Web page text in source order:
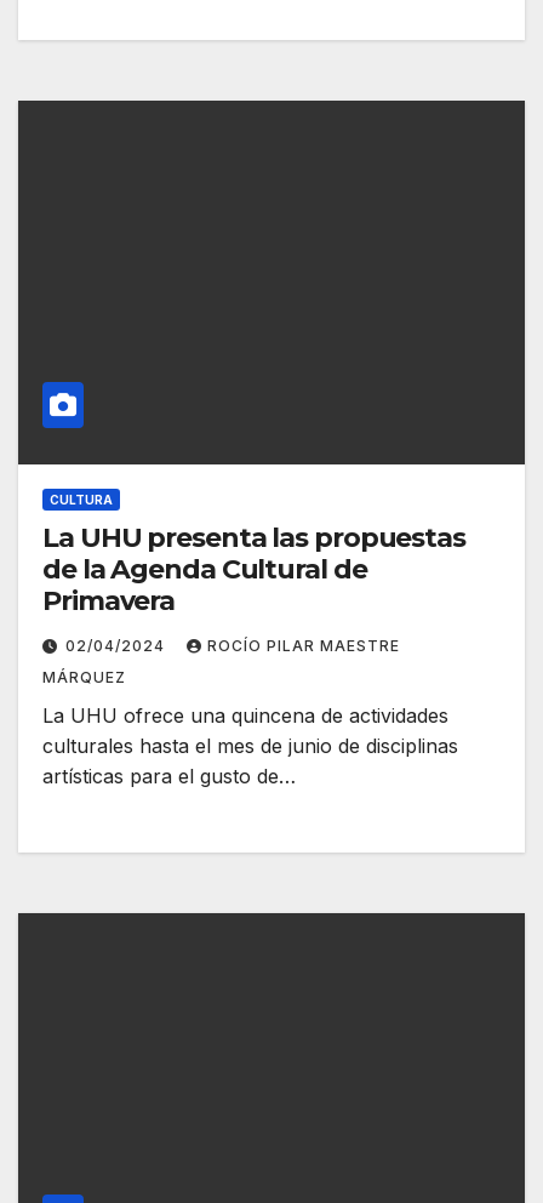
CULTURA
La UHU presenta las propuestas
de la Agenda Cultural de
Primavera
02/04/2024
ROCÍO PILAR MAESTRE
MÁRQUEZ
La UHU ofrece una quincena de actividades
culturales hasta el mes de junio de disciplinas
artísticas para el gusto de…